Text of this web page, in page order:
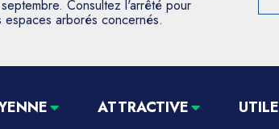
Consultez l'arrêté pour
arborés concernés.
ATTRACTIVE UTILE